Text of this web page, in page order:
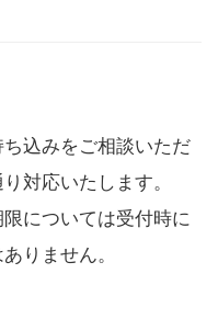
込みをご相談いただ
対応いたします。
については受付時に
りません。